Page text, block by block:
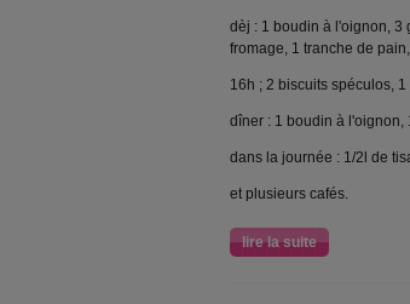
dèj : 1 boudin à l'oignon, 3
fromage, 1 tranche de
16h ; 2 biscuits spéculos,
dîner : 1 boudin à l'oignon,
dans la journée : 1/2l de
et plusieurs cafés.
lire la suite